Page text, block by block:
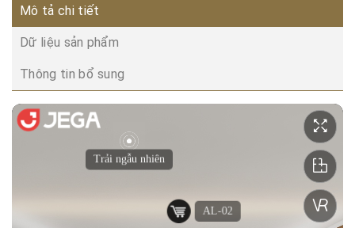
Mô tả chi tiết
Dữ liệu sản phẩm
Thông tin bổ sung